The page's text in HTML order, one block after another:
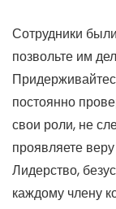
Сотрудники
позвольте им
постоянно
свои роли, не
проявляете
Лидерство,
каждому члену